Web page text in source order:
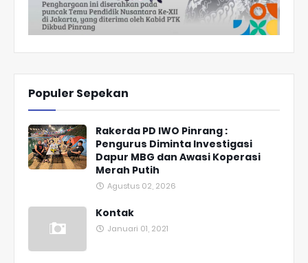
Populer Sepekan
Rakerda PD IWO Pinrang :
Pengurus Diminta Investigasi
Dapur MBG dan Awasi Koperasi
Merah Putih
Agustus 02, 2026
Kontak
Januari 01, 2021